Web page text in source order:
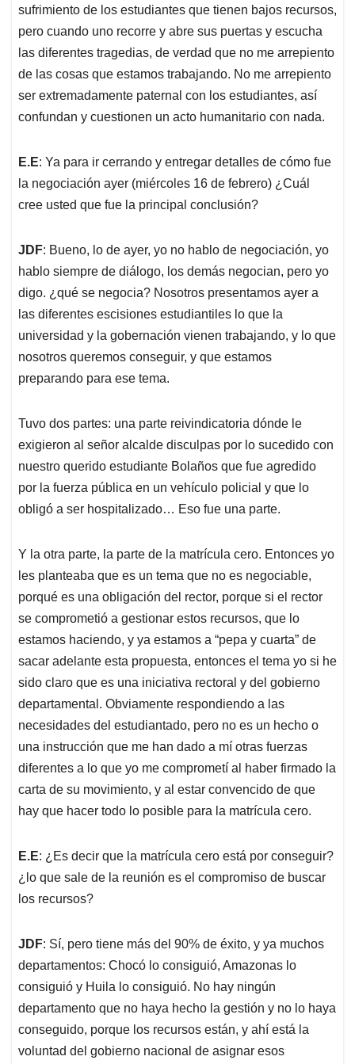
sufrimiento de los estudiantes que tienen bajos recursos,
pero cuando uno recorre y abre sus puertas y escucha
las diferentes tragedias, de verdad que no me arrepiento
de las cosas que estamos trabajando. No me arrepiento
ser extremadamente paternal con los estudiantes, así
confundan y cuestionen un acto humanitario con nada.
E.E: Ya para ir cerrando y entregar detalles de cómo fue
la negociación ayer (miércoles 16 de febrero) ¿Cuál
cree usted que fue la principal conclusión?
JDF: Bueno, lo de ayer, yo no hablo de negociación, yo
hablo siempre de diálogo, los demás negocian, pero yo
digo. ¿qué se negocia? Nosotros presentamos ayer a
las diferentes escisiones estudiantiles lo que la
universidad y la gobernación vienen trabajando, y lo que
nosotros queremos conseguir, y que estamos
preparando para ese tema.
Tuvo dos partes: una parte reivindicatoria dónde le
exigieron al señor alcalde disculpas por lo sucedido con
nuestro querido estudiante Bolaños que fue agredido
por la fuerza pública en un vehículo policial y que lo
obligó a ser hospitalizado… Eso fue una parte.
Y la otra parte, la parte de la matrícula cero. Entonces yo
les planteaba que es un tema que no es negociable,
porqué es una obligación del rector, porque si el rector
se comprometió a gestionar estos recursos, que lo
estamos haciendo, y ya estamos a “pepa y cuarta” de
sacar adelante esta propuesta, entonces el tema yo si he
sido claro que es una iniciativa rectoral y del gobierno
departamental. Obviamente respondiendo a las
necesidades del estudiantado, pero no es un hecho o
una instrucción que me han dado a mí otras fuerzas
diferentes a lo que yo me comprometí al haber firmado la
carta de su movimiento, y al estar convencido de que
hay que hacer todo lo posible para la matrícula cero.
E.E: ¿Es decir que la matrícula cero está por conseguir?
¿lo que sale de la reunión es el compromiso de buscar
los recursos?
JDF: Sí, pero tiene más del 90% de éxito, y ya muchos
departamentos: Chocó lo consiguió, Amazonas lo
consiguió y Huila lo consiguió. No hay ningún
departamento que no haya hecho la gestión y no lo haya
conseguido, porque los recursos están, y ahí está la
voluntad del gobierno nacional de asignar esos